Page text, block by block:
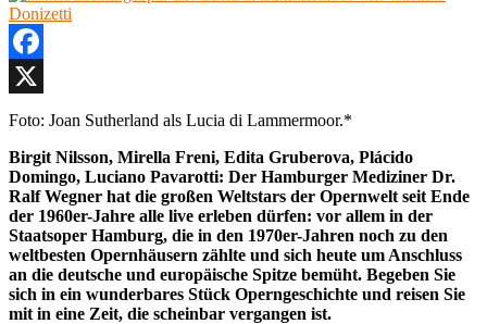
Facebook
X
Foto: Joan Sutherland als Lucia di Lammermoor.*
Birgit Nilsson, Mirella Freni, Edita Gruberova, Plácido
Domingo, Luciano Pavarotti: Der Hamburger Mediziner Dr.
Ralf Wegner hat die großen Weltstars der Opernwelt seit Ende
der 1960er-Jahre alle live erleben dürfen: vor allem in der
Staatsoper Hamburg, die in den 1970er-Jahren noch zu den
weltbesten Opernhäusern zählte und sich heute um Anschluss
an die deutsche und europäische Spitze bemüht. Begeben Sie
sich in ein wunderbares Stück Operngeschichte und reisen Sie
mit in eine Zeit, die scheinbar vergangen ist.